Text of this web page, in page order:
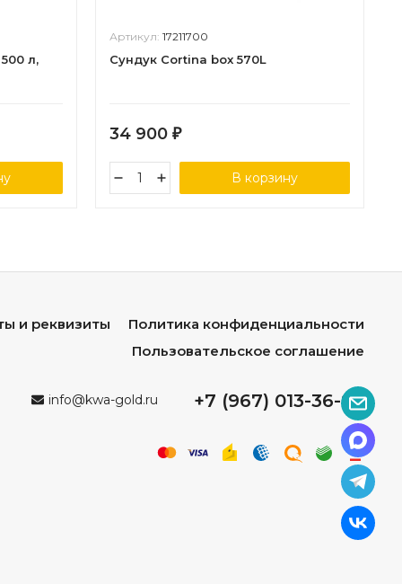
л,
Артикул: 17211700
Сундук Cortina box 570L
34 900 ₽
В корзину
и реквизиты
Политика конфиденциальности
Пользовательское соглашение
info@kwa-gold.ru +7 (967) 013-36-96